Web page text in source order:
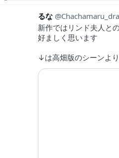
るな
新作ではリンド夫人と
好ましく思います
↓は高畑版のシーンより